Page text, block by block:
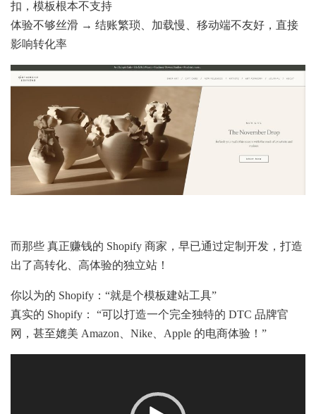
扣，模板根本不支持
体验不够丝滑 → 结账繁琐、加载慢、移动端不友好，直接
影响转化率
而那些 真正赚钱的 Shopify 商家，早已通过定制开发，打造
出了高转化、高体验的独立站！
你以为的 Shopify：“就是个模板建站工具”
真实的 Shopify： “可以打造一个完全独特的 DTC 品牌官
网，甚至媲美 Amazon、Nike、Apple 的电商体验！”